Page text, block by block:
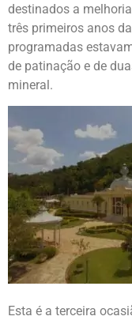
destinados a
três primeiros anos
programadas
de patinação e de
mineral.
Esta é a terceira